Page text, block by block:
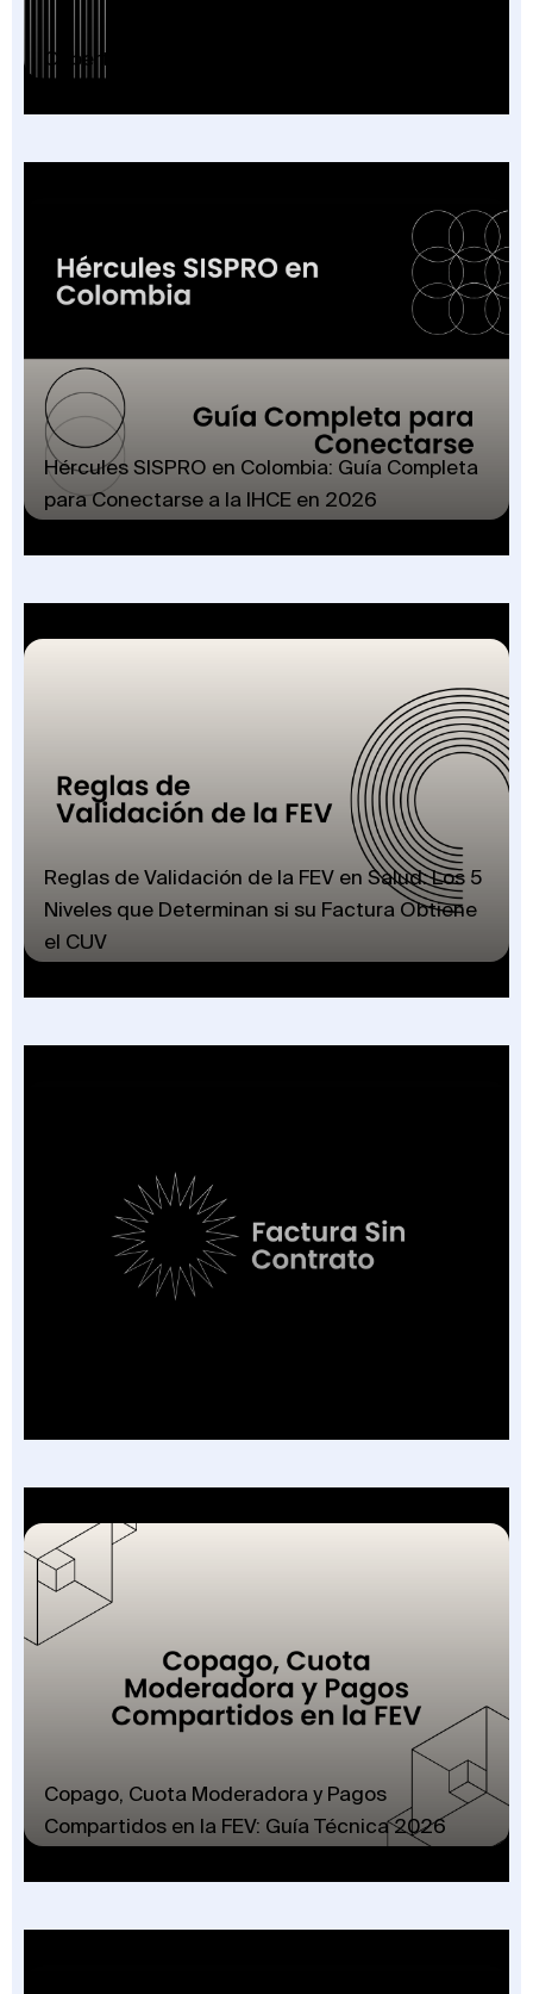
Cobertura Plan Beneficios SISPRO: Guía 2026
Hércules SISPRO en Colombia: Guía Completa
para Conectarse a la IHCE en 2026
Reglas de Validación de la FEV en Salud: Los 5
Niveles que Determinan si su Factura Obtiene
el CUV
Copago, Cuota Moderadora y Pagos
Compartidos en la FEV: Guía Técnica 2026